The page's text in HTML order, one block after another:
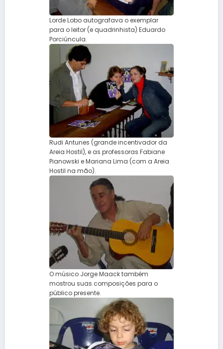
Lorde Lobo autografava o exemplar
para o leitor (e quadrinhista) Eduardo
Porciúncula.
Rudi Antunes (grande incentivador da
Areia Hostil), e as professoras Fabiane
Pianowski e Mariana Lima (com a Areia
Hostil na mão).
O músico Jorge Maack também
mostrou suas composições para o
público presente.